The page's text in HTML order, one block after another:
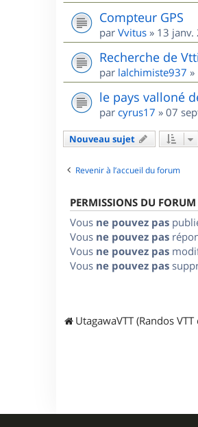
Compteur GPS
par Vvitus » 13 janv.
Recherche de
par lalchimiste937 »
le pays valloné
par cyrus17 » 07
Nouveau sujet
Revenir à l’accueil du forum
PERMISSIONS DU FORUM
Vous ne pouvez pas
Vous ne pouvez pas
Vous ne pouvez pas
Vous ne pouvez pas
UtagawaVTT (Randos